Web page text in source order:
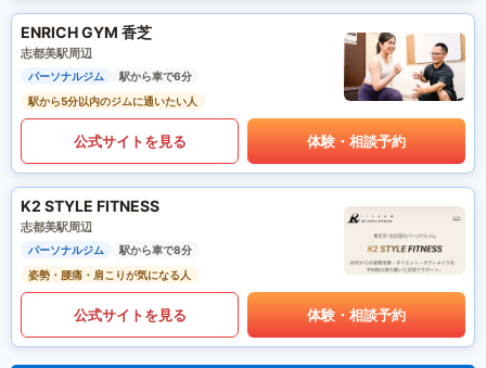
ENRICH GYM 香芝
志都美駅周辺
パーソナルジム
駅から車で6分
駅から5分以内のジムに通いたい人
公式サイトを見る 体験・相談予約
K2 STYLE FITNESS
志都美駅周辺
パーソナルジム
駅から車で8分
姿勢・腰痛・肩こりが気になる人
公式サイトを見る 体験・相談予約